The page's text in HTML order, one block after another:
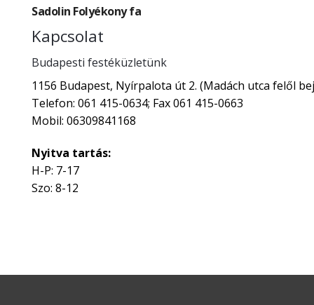
Sadolin Folyékony fa
Kapcsolat
Budapesti festéküzletünk
1156 Budapest, Nyírpalota út 2. (Madách utca felől
Telefon: 061 415-0634; Fax 061 415-0663
Mobil: 06309841168
Nyitva tartás:
H-P: 7-17
Szo: 8-12